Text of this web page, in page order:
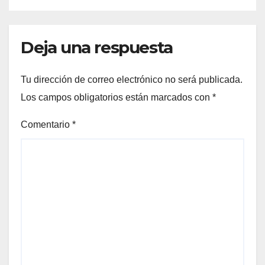
Deja una respuesta
Tu dirección de correo electrónico no será publicada.
Los campos obligatorios están marcados con *
Comentario *